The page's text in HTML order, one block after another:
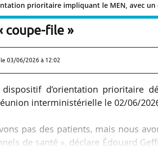
prioritaire impliquant le MEN, avec
d’orientation prioritaire
coupe-file »
03/06/2026 à 12:02
d’orientation prioritaire
interministérielle le 02/06/
pas des patients, mais nous
de santé », déclare Édouard